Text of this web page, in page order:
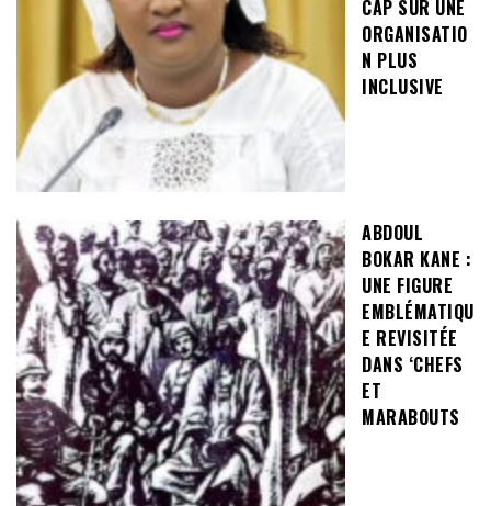
CAP SUR UNE
ORGANISATIO
N PLUS
INCLUSIVE
ABDOUL
BOKAR KANE :
UNE FIGURE
EMBLÉMATIQU
E REVISITÉE
DANS ‘CHEFS
ET
MARABOUTS